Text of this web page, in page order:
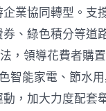
業協同轉型。支
、綠色積分等道
，領導花費者購
智能家電、節水
，加大力度配套